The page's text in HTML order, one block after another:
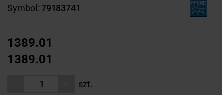
Symbol: 79183741
1389.01
1389.01
szt.